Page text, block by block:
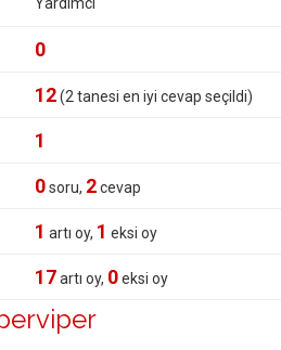
0
12(2 tanesi en iyi cevap seçildi)
1
0soru, 2cevap
1 artı oy, 1 eksi oy
17artı oy, 0eksi oy